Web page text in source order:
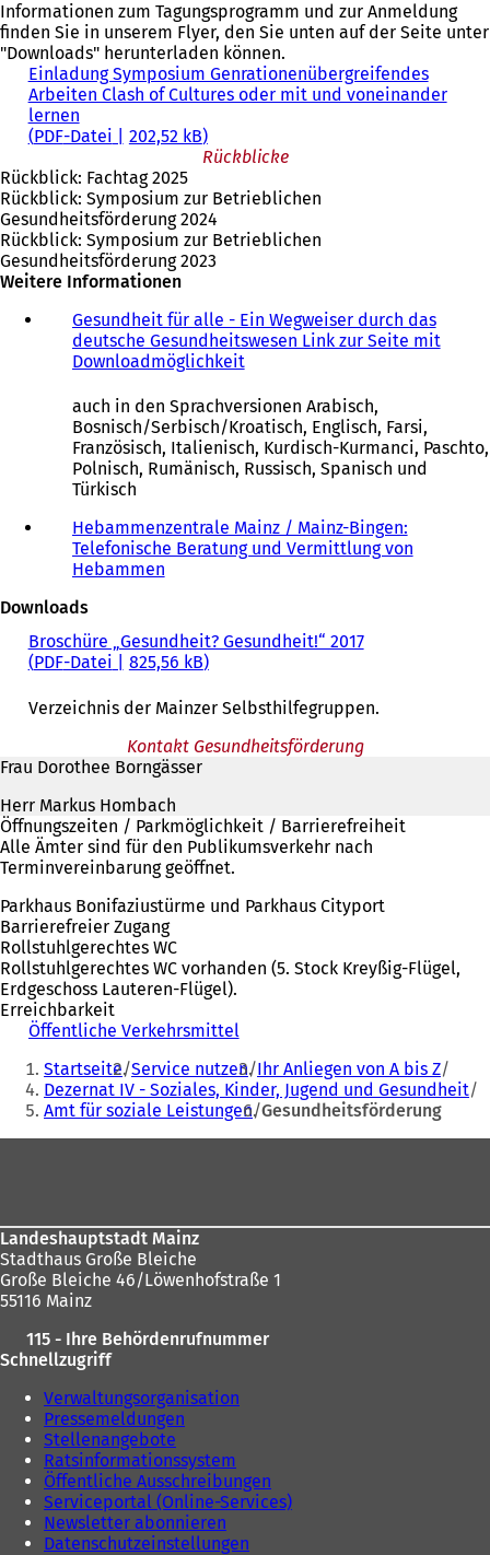
Informationen zum Tagungsprogramm und zur Anmeldung
finden Sie in unserem Flyer, den Sie unten auf der Seite unter
"Downloads" herunterladen können.
Einladung Symposium Genrationenübergreifendes
Arbeiten Clash of Cultures oder mit und voneinander
lernen
PDF-Datei
202,52 kB
Rückblicke
Rückblick: Fachtag 2025
Rückblick: Symposium zur Betrieblichen
Gesundheitsförderung 2024
Rückblick: Symposium zur Betrieblichen
Gesundheitsförderung 2023
Weitere Informationen
Gesundheit für alle - Ein Wegweiser durch das
deutsche Gesundheitswesen Link zur Seite mit
Downloadmöglichkeit(
f
f
n
e
n
e
n
e
n
T
)
auch in den Sprachversionen Arabisch,
Bosnisch/Serbisch/Kroatisch, Englisch, Farsi,
Französisch, Italienisch, Kurdisch-Kurmanci, Paschto,
Polnisch, Rumänisch, Russisch, Spanisch und
Türkisch
Hebammenzentrale Mainz / Mainz-Bingen:
Telefonische Beratung und Vermittlung von
Hebammen
n
e
i
e
i
n
e
m
n
e
u
e
n
T
a
)
Downloads
Broschüre „Gesundheit? Gesundheit!“ 2017
PDF-Datei 825,56 kB
Verzeichnis der Mainzer Selbsthilfegruppen.
Kontakt Gesundheitsförderung
Frau Dorothee Borngässer
Herr Markus Hombach
Öffnungszeiten / Parkmöglichkeit / Barrierefreiheit
Alle Ämter sind für den Publikumsverkehr nach
Terminvereinbarung geöffnet.
Parkhaus Bonifaziustürme und Parkhaus Cityport
Barrierefreier Zugang
Rollstuhlgerechtes WC
Rollstuhlgerechtes WC vorhanden (5. Stock Kreyßig-Flügel,
Erdgeschoss Lauteren-Flügel).
Erreichbarkeit
Öffentliche Verkehrsmittel
f
f
n
e
e
e
n
)
Sie
befinden
sich
hier:
Startseite Service nutzen Ihr Anliegen von A bis Z
Dezernat IV - Soziales, Kinder, Jugend und Gesundheit
Amt für soziale Leistungen Gesundheitsförderung
Landeshauptstadt Mainz
Stadthaus Große Bleiche
Große Bleiche 46/Löwenhofstraße 1
55116 Mainz
115 - Ihre Behördenrufnummer
Schnellzugriff
Verwaltungsorganisation
Pressemeldungen
Stellenangebote
Ratsinformationssystem
Öffentliche Ausschreibungen
Serviceportal (Online-Services)
Newsletter abonnieren
Datenschutzeinstellungen